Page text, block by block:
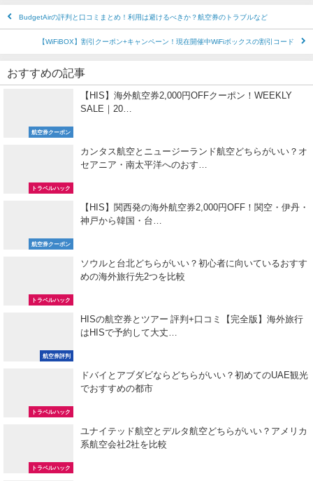
BudgetAirの評判と口コミまとめ！利用は避けるべきか？航空券のトラブルなど
【WiFiBOX】割引クーポン+キャンペーン！現在開催中WiFiボックスの割引コード
おすすめの記事
航空券クーポン
【HIS】海外航空券2,000円OFFクーポン！WEEKLY
SALE｜20…
トラベルハック
カンタス航空とニュージーランド航空どちらがいい？オ
セアニア・南太平洋へのおす…
航空券クーポン
【HIS】関西発の海外航空券2,000円OFF！関空・伊丹・
神戸から韓国・台…
トラベルハック
ソウルと台北どちらがいい？初心者に向いているおすす
めの海外旅行先2つを比較
航空券評判
HISの航空券とツアー 評判+口コミ【完全版】海外旅行
はHISで予約して大丈…
トラベルハック
ドバイとアブダビならどちらがいい？初めてのUAE観光
でおすすめの都市
トラベルハック
ユナイテッド航空とデルタ航空どちらがいい？アメリカ
系航空会社2社を比較